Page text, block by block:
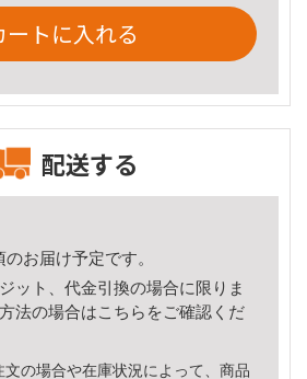
ートに入れる
配送する
お届け予定です。
ット、代金引換の場合に限りま
法の場合はこちら をご確認くだ
の場合や在庫状況によって、商品